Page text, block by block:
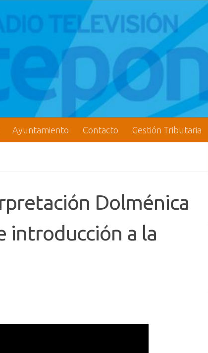
Ayuntamiento Contacto Gestión Tributaria
Dolménica
introducción a la